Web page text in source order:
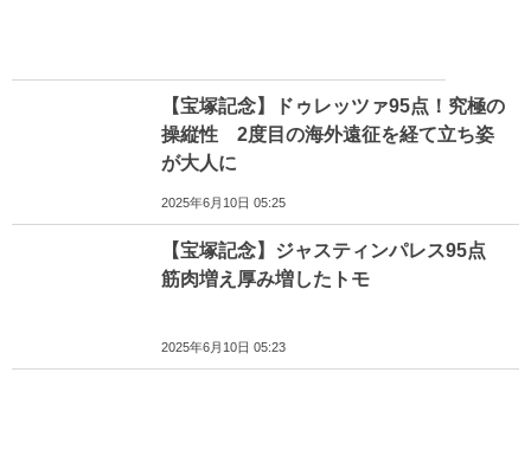
【宝塚記念】ドゥレッツァ95点！究極の
操縦性 2度目の海外遠征を経て立ち姿
が大人に
2025年6月10日 05:25
【宝塚記念】ジャスティンパレス95点
筋肉増え厚み増したトモ
2025年6月10日 05:23